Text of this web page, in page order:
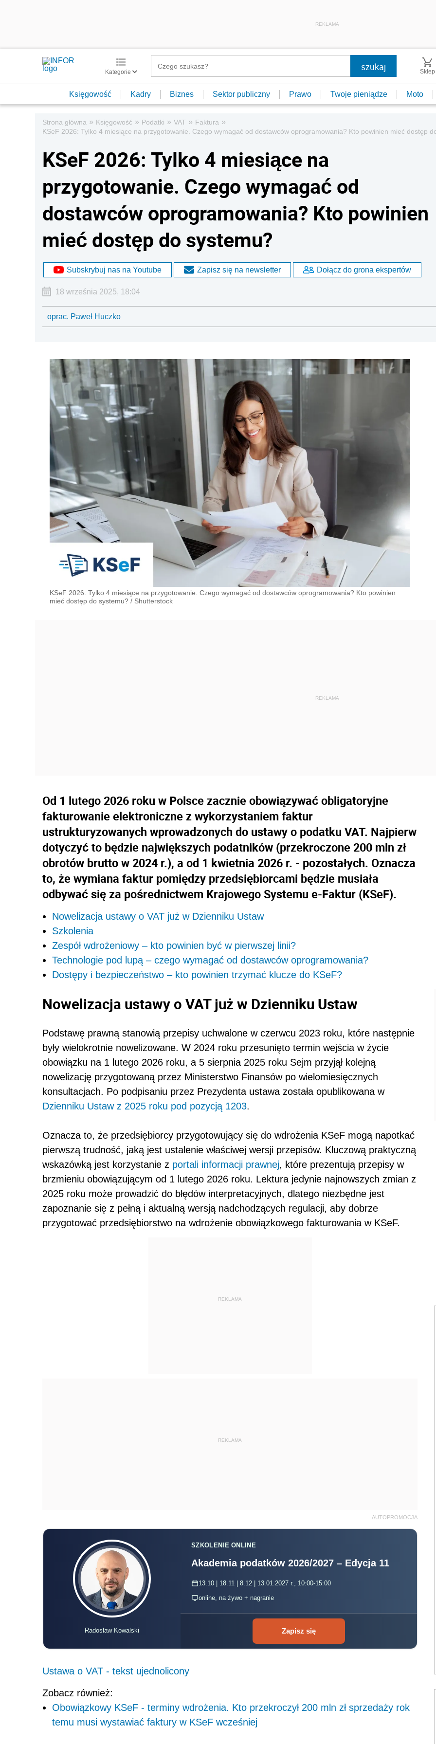
REKLAMA
Kategorie Sklep
Księgowość Kadry Biznes Sektor publiczny Prawo Twoje pieniądze Moto
Strona główna » Księgowość » Podatki » VAT » Faktura »
KSeF 2026: Tylko 4 miesiące na przygotowanie. Czego wymagać od dostawców oprogramowania? Kto powinien mieć dostęp
KSeF 2026: Tylko 4 miesiące na
przygotowanie. Czego wymagać od
dostawców oprogramowania? Kto powinien
mieć dostęp do systemu?
Subskrybuj nas na Youtube Zapisz się na newsletter Dołącz do grona ekspertów
18 września 2025, 18:04
oprac. Paweł Huczko
KSeF 2026: Tylko 4 miesiące na przygotowanie. Czego wymagać od dostawców oprogramowania? Kto powinien
mieć dostęp do systemu? / Shutterstock
Od 1 lutego 2026 roku w Polsce zacznie obowiązywać obligatoryjne
fakturowanie elektroniczne z wykorzystaniem faktur
ustrukturyzowanych wprowadzonych do ustawy o podatku VAT. Najpierw
dotyczyć to będzie największych podatników (przekroczone 200 mln zł
obrotów brutto w 2024 r.), a od 1 kwietnia 2026 r. - pozostałych. Oznacza
to, że wymiana faktur pomiędzy przedsiębiorcami będzie musiała
odbywać się za pośrednictwem Krajowego Systemu e-Faktur (KSeF).
Nowelizacja ustawy o VAT już w Dzienniku Ustaw
Szkolenia
Zespół wdrożeniowy – kto powinien być w pierwszej linii?
Technologie pod lupą – czego wymagać od dostawców oprogramowania?
Dostępy i bezpieczeństwo – kto powinien trzymać klucze do KSeF?
Nowelizacja ustawy o VAT już w Dzienniku Ustaw
Podstawę prawną stanowią przepisy uchwalone w czerwcu 2023 roku, które następnie
były wielokrotnie nowelizowane. W 2024 roku przesunięto termin wejścia w życie
obowiązku na 1 lutego 2026 roku, a 5 sierpnia 2025 roku Sejm przyjął kolejną
nowelizację przygotowaną przez Ministerstwo Finansów po wielomiesięcznych
konsultacjach. Po podpisaniu przez Prezydenta ustawa została opublikowana w
Dzienniku Ustaw z 2025 roku pod pozycją 1203.
Oznacza to, że przedsiębiorcy przygotowujący się do wdrożenia KSeF mogą napotkać
pierwszą trudność, jaką jest ustalenie właściwej wersji przepisów. Kluczową praktyczną
wskazówką jest korzystanie z portali informacji prawnej, które prezentują przepisy w
brzmieniu obowiązującym od 1 lutego 2026 roku. Lektura jedynie najnowszych zmian z
2025 roku może prowadzić do błędów interpretacyjnych, dlatego niezbędne jest
zapoznanie się z pełną i aktualną wersją nadchodzących regulacji, aby dobrze
przygotować przedsiębiorstwo na wdrożenie obowiązkowego fakturowania w KSeF.
REKLAMA
REKLAMA
AUTOPROMOCJA
Radosław Kowalski
SZKOLENIE ONLINE
Akademia podatków 2026/2027 – Edycja 11
13.10 | 18.11 | 8.12 | 13.01.2027 r., 10:00-15:00
online, na żywo + nagranie
Zapisz się
Ustawa o VAT - tekst ujednolicony
Zobacz również:
Obowiązkowy KSeF - terminy wdrożenia. Kto przekroczył 200 mln zł sprzedaży rok
temu musi wystawiać faktury w KSeF wcześniej